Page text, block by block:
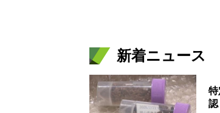
新着ニュース